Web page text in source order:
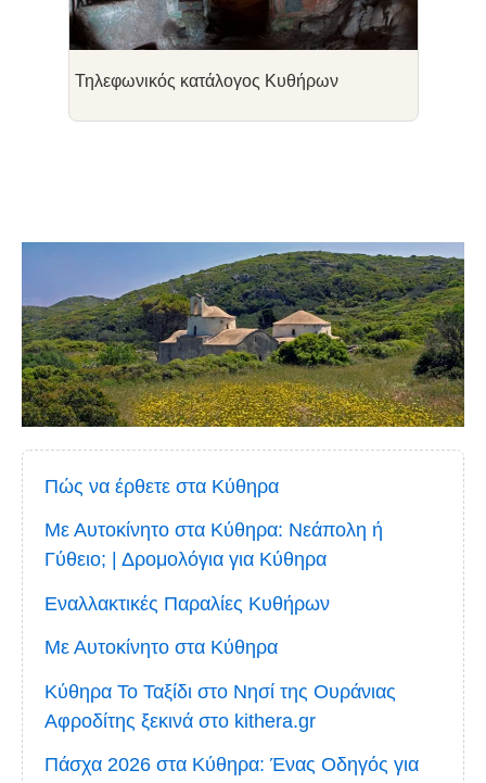
Τηλεφωνικός κατάλογος Κυθήρων
Πώς να έρθετε στα Κύθηρα
Με Αυτοκίνητο στα Κύθηρα: Νεάπολη ή
Γύθειο; | Δρομολόγια για Κύθηρα
Εναλλακτικές Παραλίες Κυθήρων
Με Αυτοκίνητο στα Κύθηρα
Κύθηρα Το Ταξίδι στο Νησί της Ουράνιας
Αφροδίτης ξεκινά στο kithera.gr
Πάσχα 2026 στα Κύθηρα: Ένας Οδηγός για